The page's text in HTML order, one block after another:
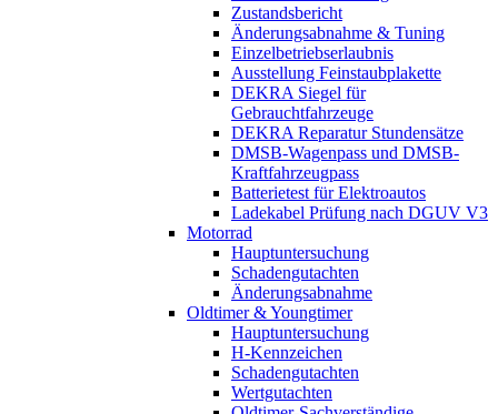
Zustandsbericht
Änderungsabnahme & Tuning
Einzelbetriebserlaubnis
Ausstellung Feinstaubplakette
DEKRA Siegel für
Gebrauchtfahrzeuge
DEKRA Reparatur Stundensätze
DMSB-Wagenpass und DMSB-
Kraftfahrzeugpass
Batterietest für Elektroautos
Ladekabel Prüfung nach DGUV V3
Motorrad
Hauptuntersuchung
Schadengutachten
Änderungsabnahme
Oldtimer & Youngtimer
Hauptuntersuchung
H-Kennzeichen
Schadengutachten
Wertgutachten